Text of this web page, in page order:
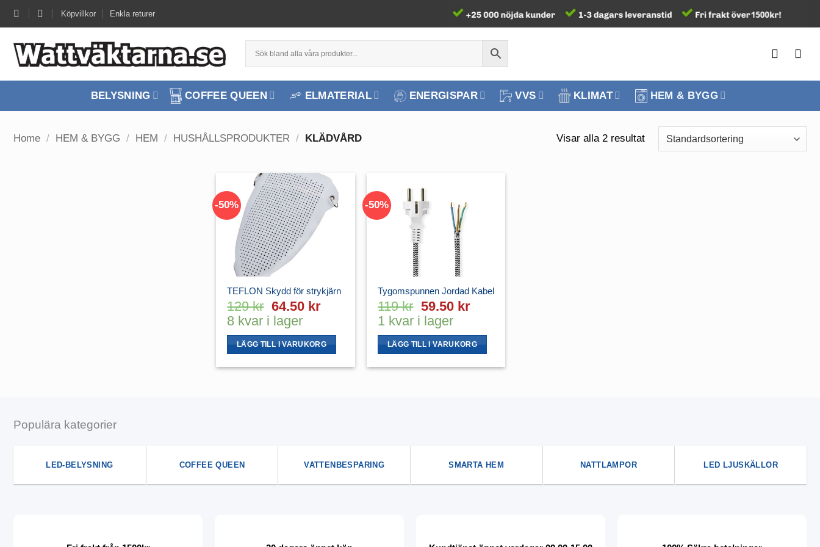
Skip
Köpvillkor Enkla returer
BELYSNING COFFEE QUEEN ELMATERIAL ENERGISPAR VVS KLIMAT HEM & BYGG
Home / HEM & BYGG / HEM / HUSHÅLLSPRODUKTER / KLÄDVÅRD Visar alla 2 resultat
-50%
TEFLON Skydd för strykjärn
129kr Det
ursprungliga
priset
var:
129 kr.
64.50 krDet
nuvarande
priset
är:
64.50 kr.
8 kvar i lager
LÄGG TILL I VARUKORG
-50%
Tygomspunnen Jordad Kabel
119kr Det
ursprungliga
priset
var:
119 kr.
59.50 krDet
priset
är:
59.50 kr.
1 kvar i lager
LÄGG TILL I VARUKORG
Populära kategorier
LED-BELYSNING COFFEE QUEEN VATTENBESPARING SMARTA HEM NATTLAMPOR LED LJUSKÄLLOR